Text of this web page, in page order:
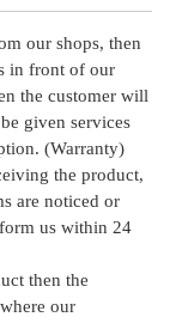
our shops, then
in front of our
the customer will
given services
(Warranty)
the product,
are noticed or
us within 24
then the
our